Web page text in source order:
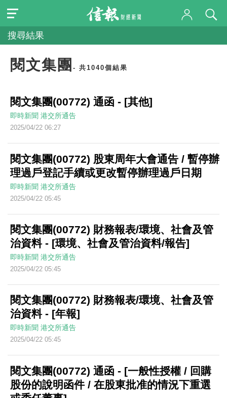
搜尋結果
閱文集團 - 共1040個結果
閱文集團(00772) 通函 - [其他]
即時新聞 港交所通告
2025/04/22 06:27
閱文集團(00772) 股東周年大會通告 / 暫停辦
理過戶登記手續或更改暫停辦理過戶日期
即時新聞 港交所通告
2025/04/22 05:45
閱文集團(00772) 財務報表/環境、社會及管
治資料 - [環境、社會及管治資料/報告]
即時新聞 港交所通告
2025/04/22 05:45
閱文集團(00772) 財務報表/環境、社會及管
治資料 - [年報]
即時新聞 港交所通告
2025/04/22 05:45
閱文集團(00772) 通函 - [一般性授權 / 回購
股份的說明函件 / 在股東批准的情況下重選